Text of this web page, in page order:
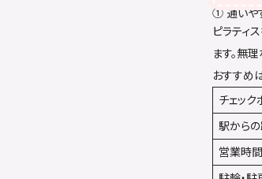
① 通いや
ピラティ
ます。無
おすすめ
チェック
駅から
営業時間